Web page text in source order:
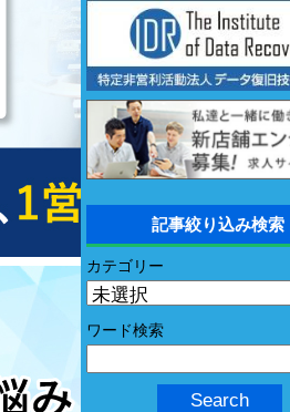
記事絞り込み検索
カテゴリー
ワード検索